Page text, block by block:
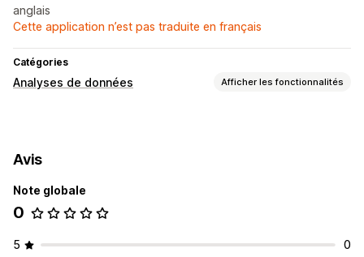
anglais
Cette application n’est pas traduite en français
Catégories
Analyses de données Afficher les fonctionnalités
Informations sur les bénéfices
Supports visuels et rapports
Tableau de bord des analyses de données
Avis
Note globale
0
5
0